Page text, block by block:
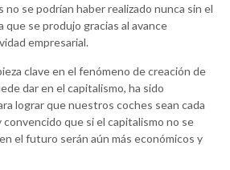
no se podrían haber realizado nunca sin el
que se produjo gracias al avance
empresarial.
clave en el fenómeno de creación de
dar en el capitalismo, ha sido
lograr que nuestros coches sean cada
convencido que si el capitalismo no se
el futuro serán aún más económicos y